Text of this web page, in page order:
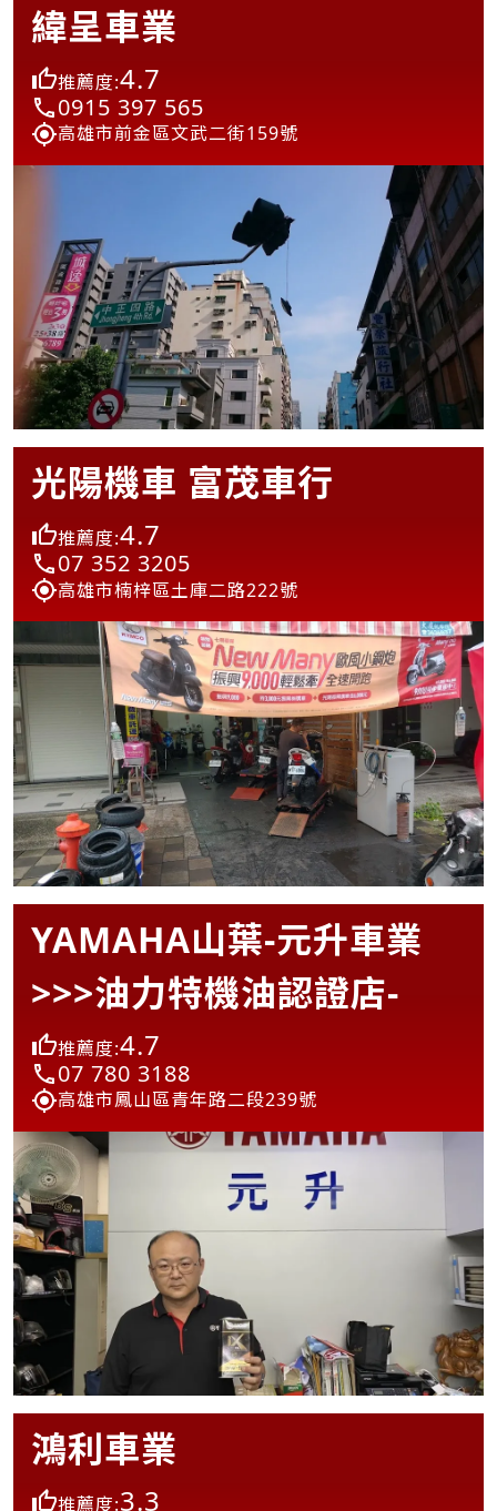
緯呈車業
推薦度:4.7
0915 397 565
高雄市前金區文武二街159號
光陽機車 富茂車行
推薦度:4.7
07 352 3205
高雄市楠梓區土庫二路222號
YAMAHA山葉-元升車業
>>>油力特機油認證店-
推薦度:4.7
07 780 3188
高雄市鳳山區青年路二段239號
鴻利車業
推薦度:3.3